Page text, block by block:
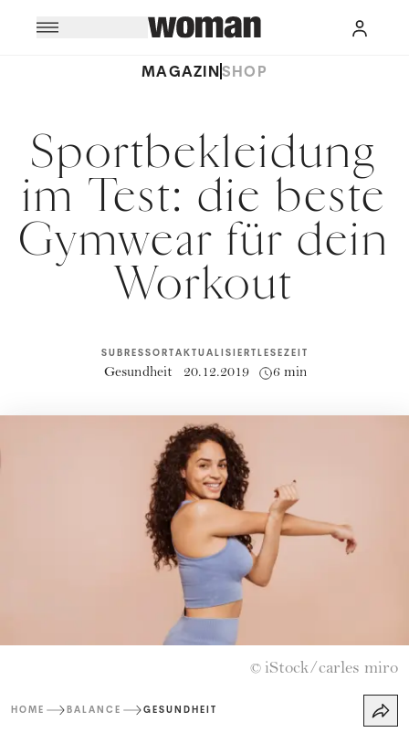
MAGAZINSHOP
Sportbekleidung
im Test: die beste
Gymwear für dein
Workout
SUBRESSORT
Gesundheit
AKTUALISIERT
20.12.2019
LESEZEIT
6 min
© iStock/carles miro
HOME BALANCE GESUNDHEIT